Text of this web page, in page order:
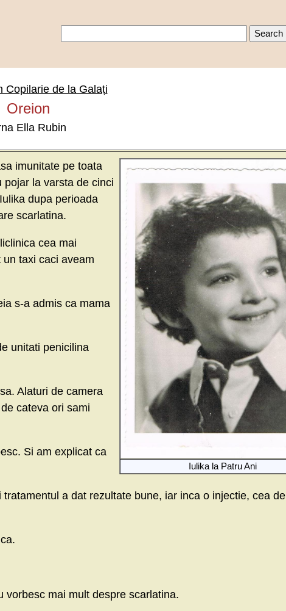
Copilarie de la Galați
Oreion
Ella Rubin
Iulika la Patru Ani
imunitate pe toata
la varsta de cinci
dupa perioada
scarlatina.
cea mai
taxi caci aveam
s-a admis ca mama
unitati penicilina
Alaturi de camera
cateva ori sami
Si am explicat ca
a dat rezultate bune, iar inca o injectie, cea de
vorbesc mai mult despre scarlatina.